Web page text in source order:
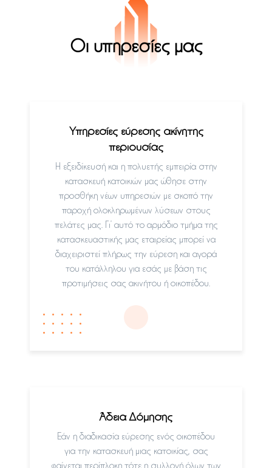
Οι υπηρεσίες μας
Υπηρεσίες εύρεσης ακίνητης
περιουσίας
Η εξειδίκευσή και η πολυετής εμπειρία στην
κατασκευή κατοικιών μας ώθησε στην
προσθήκη νέων υπηρεσιών με σκοπό την
παροχή ολοκληρωμένων λύσεων στους
πελάτες μας. Γι’ αυτό το αρμόδιο τμήμα της
κατασκευαστικής μας εταιρείας μπορεί να
διαχειριστεί πλήρως την εύρεση και αγορά
του κατάλληλου για εσάς με βάση τις
προτιμήσεις σας ακινήτου ή οικοπέδου.
Άδεια Δόμησης
Εάν η διαδικασία εύρεσης ενός οικοπέδου
για την κατασκευή μιας κατοικίας, σας
φαίνεται περίπλοκη τότε η συλλογή όλων των